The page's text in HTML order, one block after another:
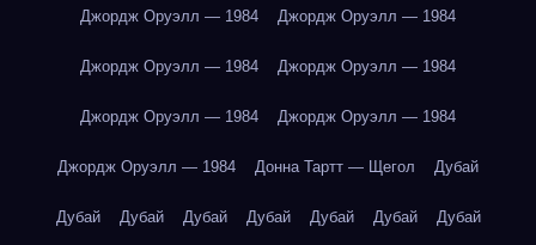
Джордж Оруэлл — 1984 Джордж Оруэлл — 1984
Джордж Оруэлл — 1984 Джордж Оруэлл — 1984
Джордж Оруэлл — 1984 Джордж Оруэлл — 1984
Джордж Оруэлл — 1984 Донна Тартт — Щегол Дубай
Дубай Дубай Дубай Дубай Дубай Дубай Дубай